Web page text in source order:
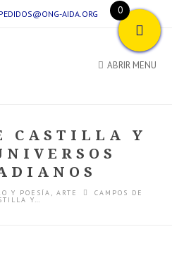
PEDIDOS@ONG-AIDA.ORG
ABRIR MENU
CASTILLA Y
Y POESÍA ARTE CAMPOS DE
Y…
0